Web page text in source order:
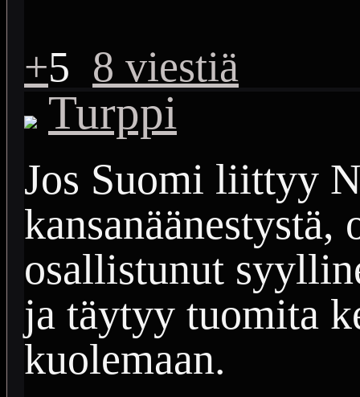
+5 8 viestiä
Turppi
Jos Suomi liittyy
kansanäänestystä,
osallistunut
ja täytyy tuomita
kuolemaan.